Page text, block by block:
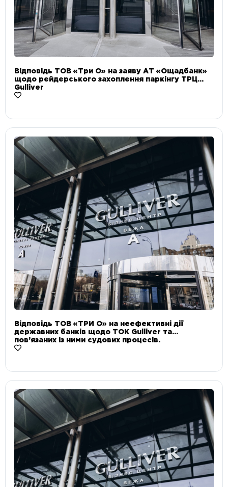
Відповідь ТОВ «Три О» на заяву АТ «Ощадбанк»
щодо рейдерського захоплення паркінгу ТРЦ
Gulliver
Відповідь ТОВ «ТРИ О» на неефективні дії
державних банків щодо ТОК Gulliver та
пов’язаних із ними судових процесів.